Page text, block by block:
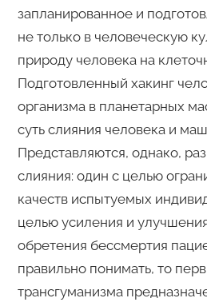
запланированное и
не только в человеческую
природу человека на
Подготовленный хакинг
организма в планетарных
суть слияния человека и
Представляются, однако,
слияния: один с целью
качеств испытуемых
целью усиления и
обретения бессмертия
правильно понимать, то
трансгуманизма